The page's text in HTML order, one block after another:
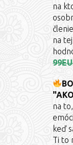
na
na
na
keď
Ti to